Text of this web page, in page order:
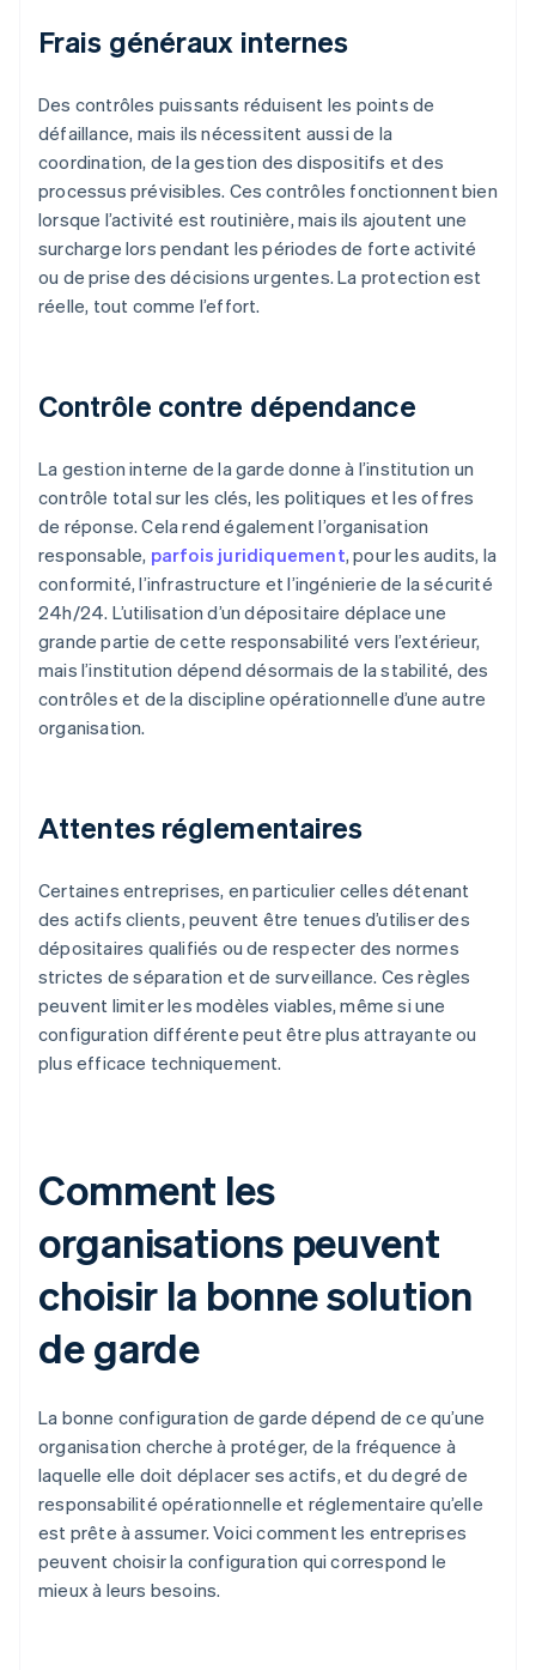
Frais généraux internes
Des contrôles puissants réduisent les points de
défaillance, mais ils nécessitent aussi de la
coordination, de la gestion des dispositifs et des
processus prévisibles. Ces contrôles fonctionnent bien
lorsque l’activité est routinière, mais ils ajoutent une
surcharge lors pendant les périodes de forte activité
ou de prise des décisions urgentes. La protection est
réelle, tout comme l’effort.
Contrôle contre dépendance
La gestion interne de la garde donne à l’institution un
contrôle total sur les clés, les politiques et les offres
de réponse. Cela rend également l’organisation
responsable, parfois juridiquement, pour les audits, la
conformité, l’infrastructure et l’ingénierie de la sécurité
24h/24. L’utilisation d’un dépositaire déplace une
grande partie de cette responsabilité vers l’extérieur,
mais l’institution dépend désormais de la stabilité, des
contrôles et de la discipline opérationnelle d’une autre
organisation.
Attentes réglementaires
Certaines entreprises, en particulier celles détenant
des actifs clients, peuvent être tenues d’utiliser des
dépositaires qualifiés ou de respecter des normes
strictes de séparation et de surveillance. Ces règles
peuvent limiter les modèles viables, même si une
configuration différente peut être plus attrayante ou
plus efficace techniquement.
Comment les
organisations peuvent
choisir la bonne solution
de garde
La bonne configuration de garde dépend de ce qu’une
organisation cherche à protéger, de la fréquence à
laquelle elle doit déplacer ses actifs, et du degré de
responsabilité opérationnelle et réglementaire qu’elle
est prête à assumer. Voici comment les entreprises
peuvent choisir la configuration qui correspond le
mieux à leurs besoins.